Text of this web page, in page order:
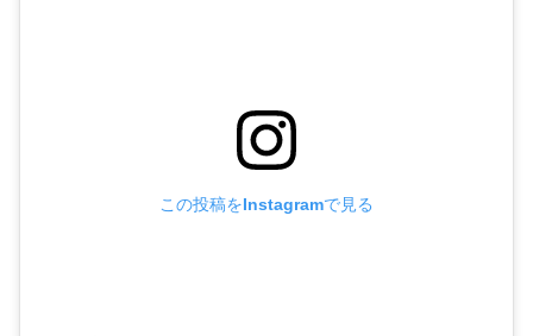
この投稿をInstagramで見る